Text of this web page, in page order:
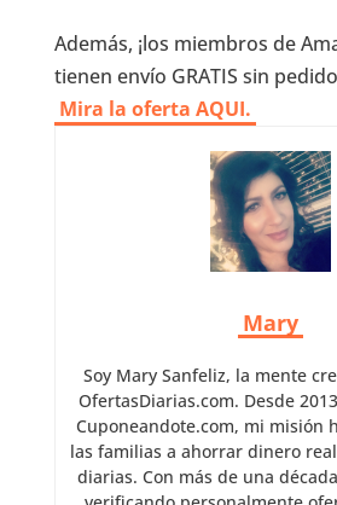
Además, ¡los miembros de
tienen envío GRATIS sin
Mira la oferta AQUI.
Mary
Soy Mary Sanfeliz, la mente
OfertasDiarias.com. Desde
Cuponeandote.com, mi misión
las familias a ahorrar dinero
diarias. Con más de una